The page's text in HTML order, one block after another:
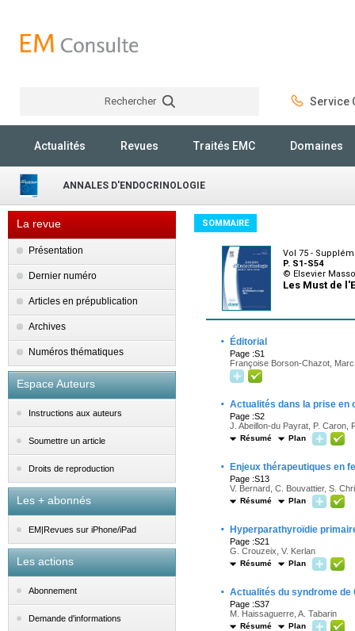
Rechercher Service
Actualités Revues Traités EMC Domaines
ANNALES D'ENDOCRINOLOGIE
La revue
Présentation
Dernier numéro
Articles en prépublication
Archives
Numéros thématiques
Espace Auteurs
Instructions aux auteurs
Soumettre un article
Droits de reproduction
Les + abonnés
EM|Revues sur iPhone/iPad
Les actions
Abonnement
Demande d'informations
SOMMAIRE
Vol 75 -
P. S1-S54
© Elsevier
Les Must de
· Éditorial
Page :S1
Françoise Borson-Chazot,
· Actualités dans la prise en
Page :S2
J. Abeillon-du Payrat, P. Caron,
Résumé Plan
· Enjeux thérapeutiques en
Page :S13
V. Bernard, C. Bouvattier, S.
Résumé Plan
· Hyperparathyroïdie
Page :S21
G. Crouzeix, V. Kerlan
Résumé Plan
· Actualités du syndrome de
Page :S37
M. Haissaguerre, A. Tabarin
Résumé Plan